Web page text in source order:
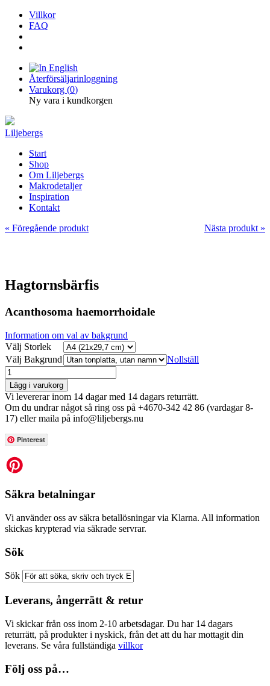
Villkor
FAQ
Återförsäljarinloggning
Varukorg (0)
Ny vara i kundkorgen
Liljebergs
Start
Shop
Om Liljebergs
Makrodetaljer
Inspiration
Kontakt
« Föregående produkt
Nästa produkt »
Hagtornsbärfis
Acanthosoma haemorrhoidale
Information om val av bakgrund
Välj Storlek
Välj Bakgrund
Nollställ
Lägg i varukorg
Vi levererar inom 14 dagar med 14 dagars returrätt.
Om du undrar något så ring oss på +4670-342 42 86 (vardagar 8-
17) eller maila på info@liljebergs.nu
Pinterest
Säkra betalningar
Vi använder oss av säkra betallösningar via Klarna. All information
skickas krypterad via säkrade servrar.
Sök
Sök
Leverans, ångerrätt & retur
Vi skickar från oss inom 2-10 arbetsdagar. Du har 14 dagars
returrätt, på produkter i nyskick, från det att du har mottagit din
leverans. Se våra fullständiga villkor
Följ oss på…